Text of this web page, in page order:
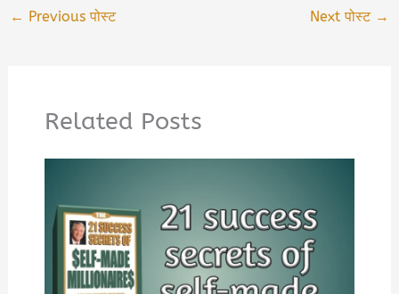
← Previous पोस्ट Next पोस्ट →
Related Posts